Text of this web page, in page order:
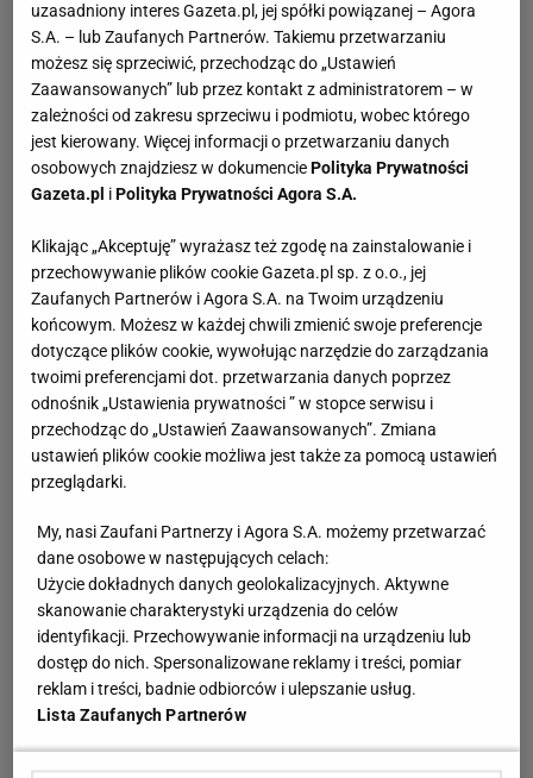
Teatralnych '95 otrzymał nagrodę jury, publiczności oraz
Jana Machulskiego. Występował także w Teatrze
Ateneum, Narodowym, Nowa Praga, Komedia oraz w
Teatrze Wielkim. Na dużym ekranie po raz pierwszy
zagrał w 1996 r., w filmie "Poznań 56". Przełomem w
karierze aktorskiej Żebrowskiego był rok 1999 - otrzymał
główne role w filmach historycznych "Ogniem i mieczem"
oraz "Pan Tadeusz". Za rolę Jana Skrzetuskiego został
nagrodzony Złotą Kaczką. Otrzymał także pierwszą
nominację do Złotego Orła. W tym samym roku wydał
płytę "Zakochany Pan Tadeusz", na której zostały nagrane
fragmenty poematu - album uzyskał status złotej płyty. W
2001 r. zagrał główną rolę w filmie "Wiedźmin", za którą
otrzymał kolejne nominacje do nagród (Złota Kaczka i
Orły). Ukazał się także serial o tym samym tytule. Nagrał
kolejny album "Lubię, kiedy kobieta" - został laureatem
z serii "Poczytaj mi tato", na którym Żebrowski czyta
klasykę polskiej poezji. W kolejnych latach zagrał w
"Pianiście", "Starej baśni. Kiedy słońce było Bogiem", "Kto
nigdy nie żył...", "Pręgach" czy w "Janosik. Prawdziwa
historia". Został doceniony za rolę w "Pręgach" - otrzymał
drugą Złotą Kaczkę oraz trzecią nominację do Orłów.
Wystąpił w kilku filmach o tematyce historycznej: "Rok
1612" (2007 r.), "1920 Bitwa Warszawska" (2011 r.) czy
uzasadniony interes Gazeta.pl, jej spółki powiązanej – Agora
S.A. – lub Zaufanych Partnerów. Takiemu przetwarzaniu
możesz się sprzeciwić, przechodząc do „Ustawień
Zaawansowanych” lub przez kontakt z administratorem – w
zależności od zakresu sprzeciwu i podmiotu, wobec którego
jest kierowany. Więcej informacji o przetwarzaniu danych
osobowych znajdziesz w dokumenciePolityka Prywatności
Gazeta.pl iPolityka Prywatności Agora S.A.
Klikając „Akceptuję” wyrażasz też zgodę na zainstalowanie i
przechowywanie plików cookie Gazeta.pl sp. z o.o., jej
Zaufanych Partnerów i Agora S.A. na Twoim urządzeniu
końcowym. Możesz w każdej chwili zmienić swoje preferencje
dotyczące plików cookie, wywołując narzędzie do zarządzania
twoimi preferencjami dot. przetwarzania danych poprzez
odnośnik „Ustawienia prywatności ” w stopce serwisu i
przechodząc do „Ustawień Zaawansowanych”. Zmiana
ustawień plików cookie możliwa jest także za pomocą ustawień
przeglądarki.
My, nasi Zaufani Partnerzy i Agora S.A. możemy przetwarzać
dane osobowe w następujących celach:
Użycie dokładnych danych geolokalizacyjnych. Aktywne
skanowanie charakterystyki urządzenia do celów
identyfikacji. Przechowywanie informacji na urządzeniu lub
dostęp do nich. Spersonalizowane reklamy i treści, pomiar
reklam i treści, badnie odbiorców i ulepszanie usług.
Lista Zaufanych Partnerów